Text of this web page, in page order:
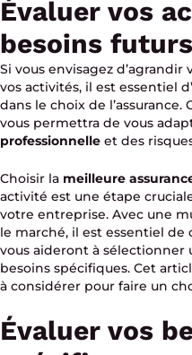
Évaluer vos
besoins futurs
Si vous envisagez
vos activités, il est essentiel
dans le choix de
vous permettra de vous
professionnelle et des
Choisir la meilleure
activité est une étape
votre entreprise. Avec une
le marché, il est essentiel
vous aideront à sélectionner
besoins spécifiques. Cet
à considérer pour faire un
Évaluer vos